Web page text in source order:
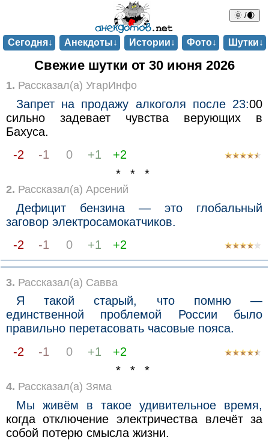
🌞 /🌒
Сегодня↓ Анекдоты↓ Истории↓ Фото↓ Шутки↓
Свежие шутки от 30 июня 2026
1. Рассказал(а) УгарИнфо
Запрет на продажу алкоголя после 23:00
сильно задевает чувства верующих в
Бахуса.
-2
-1 0 +1
+2
* * *
2. Рассказал(а) Арсений
Дефицит бензина — это глобальный
заговор электросамокатчиков.
-2
-1 0 +1 +2
3. Рассказал(а) Савва
Я такой старый, что помню —
единственной проблемой России было
правильно перетасовать часовые пояса.
-2
-1 0 +1
+2
* * *
4. Рассказал(а) Зяма
Мы живём в такое удивительное время,
когда отключение электричества влечёт за
собой потерю смысла жизни.